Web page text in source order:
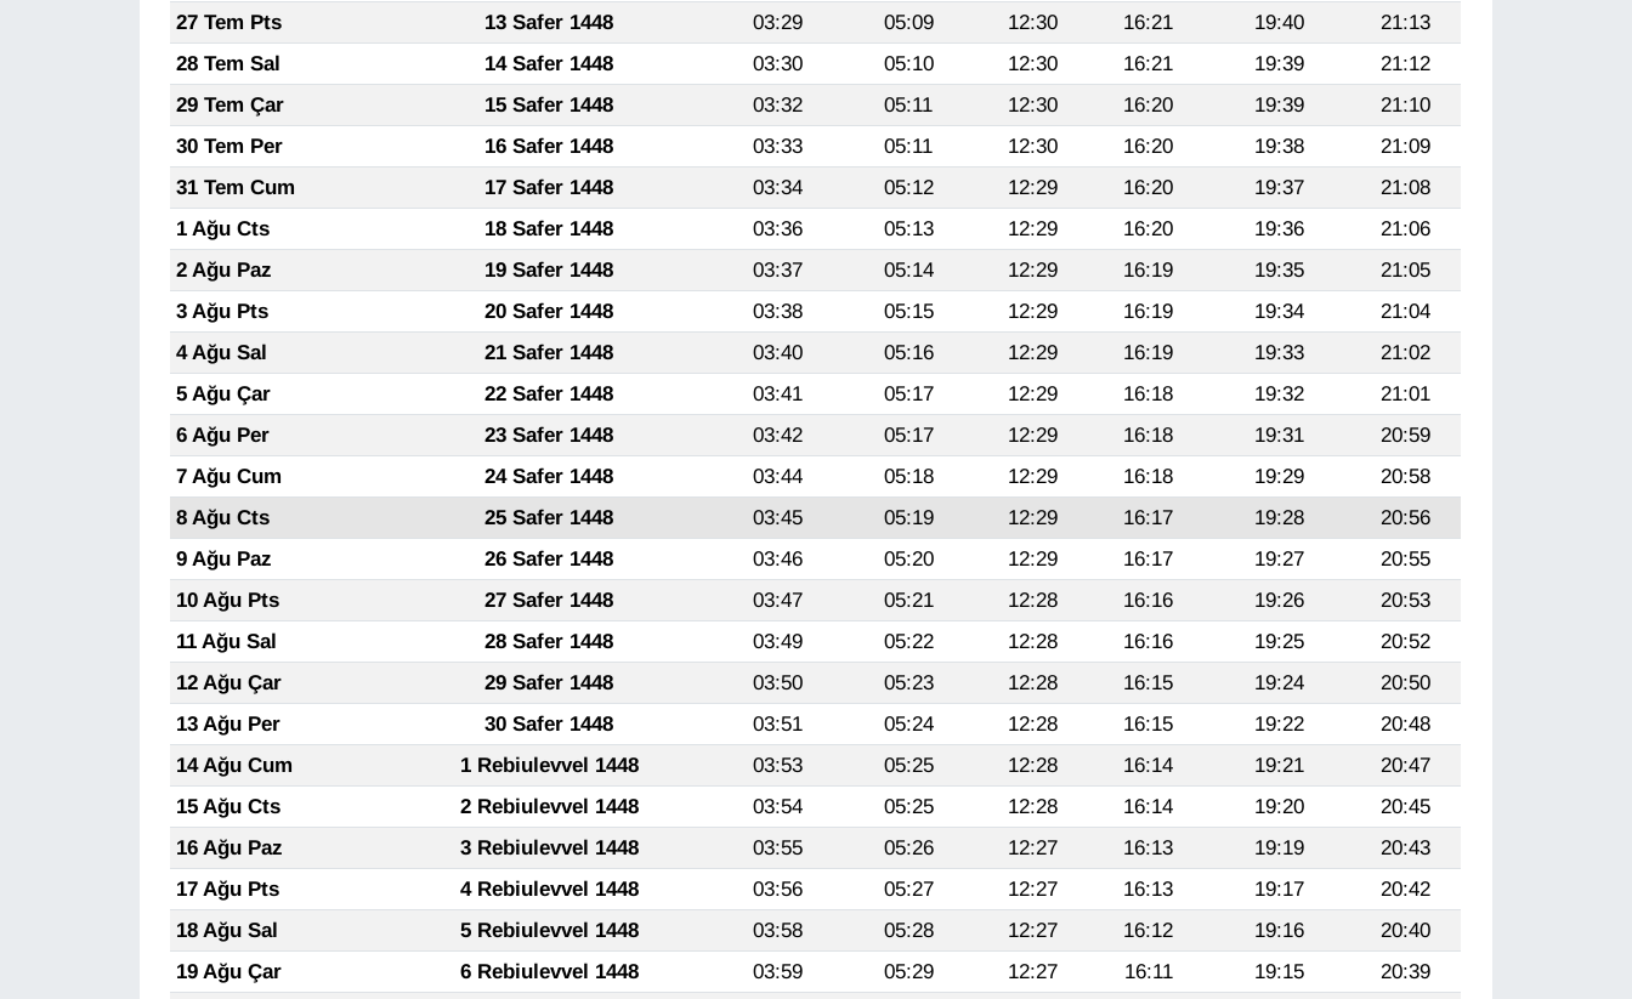
27 Tem Pts
13 Safer 1448 03:29 05:09 12:30 16:21 19:40
21:13
28 Tem Sal
14 Safer 1448 03:30 05:10 12:30 16:21 19:39
21:12
29 Tem Çar
15 Safer 1448 03:32 05:11 12:30 16:20 19:39
21:10
30 Tem Per
16 Safer 1448 03:33 05:11 12:30 16:20 19:38
21:09
31 Tem Cum
17 Safer 1448 03:34 05:12 12:29 16:20 19:37
21:08
1 Ağu Cts
18 Safer 1448 03:36 05:13 12:29 16:20 19:36
21:06
2 Ağu Paz
19 Safer 1448 03:37 05:14 12:29 16:19 19:35
21:05
3 Ağu Pts
20 Safer 1448 03:38 05:15 12:29 16:19 19:34
21:04
4 Ağu Sal
21 Safer 1448 03:40 05:16 12:29 16:19 19:33
21:02
5 Ağu Çar
22 Safer 1448 03:41 05:17 12:29 16:18 19:32
21:01
6 Ağu Per
23 Safer 1448 03:42 05:17 12:29 16:18 19:31
20:59
7 Ağu Cum
24 Safer 1448 03:44 05:18 12:29 16:18 19:29
20:58
8 Ağu Cts
25 Safer 1448 03:45 05:19 12:29 16:17 19:28
20:56
9 Ağu Paz
26 Safer 1448 03:46 05:20 12:29 16:17 19:27
20:55
10 Ağu Pts
27 Safer 1448 03:47 05:21 12:28 16:16 19:26
20:53
11 Ağu Sal
28 Safer 1448 03:49 05:22 12:28 16:16 19:25
20:52
12 Ağu Çar
29 Safer 1448 03:50 05:23 12:28 16:15 19:24
20:50
13 Ağu Per
30 Safer 1448 03:51 05:24 12:28 16:15 19:22
20:48
14 Ağu Cum
1 Rebiulevvel 1448 03:53 05:25 12:28 16:14 19:21
20:47
15 Ağu Cts
2 Rebiulevvel 1448 03:54 05:25 12:28 16:14 19:20
20:45
16 Ağu Paz
3 Rebiulevvel 1448 03:55 05:26 12:27 16:13 19:19
20:43
17 Ağu Pts
4 Rebiulevvel 1448 03:56 05:27 12:27 16:13 19:17
20:42
18 Ağu Sal
5 Rebiulevvel 1448 03:58 05:28 12:27 16:12 19:16
20:40
19 Ağu Çar
6 Rebiulevvel 1448 03:59 05:29 12:27 16:11 19:15
20:39